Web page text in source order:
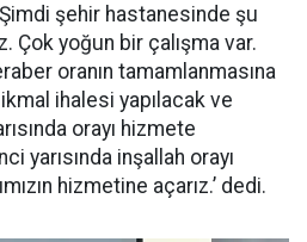
şehir hastanesinde şu
Çok yoğun bir çalışma var.
oranın tamamlanmasına
ikmal ihalesi yapılacak ve
orayı hizmete
yarısında inşallah orayı
hizmetine açarız.’ dedi.